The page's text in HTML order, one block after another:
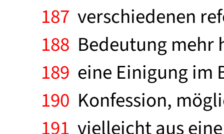
187 verschiedenen
188 Bedeutung mehr
189 eine Einigung im
190 Konfession,